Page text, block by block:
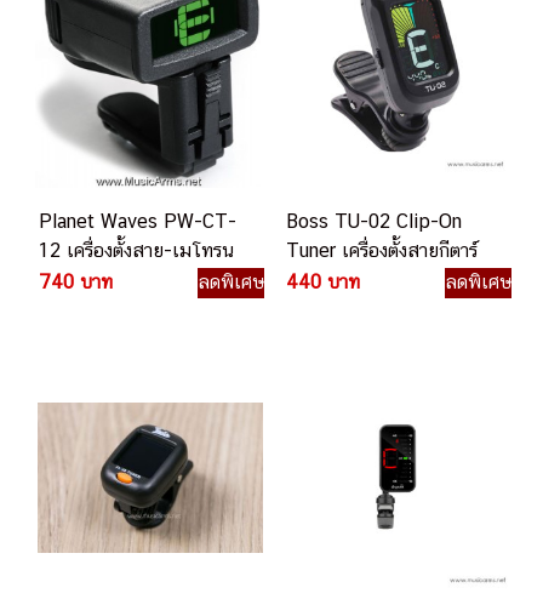
Planet Waves PW-CT-
12 เครื่องตั้งสาย-เมโทรน
อม
740 บาท ลดพิเศษ
Boss TU-02 Clip-On
Tuner เครื่องตั้งสายกีตาร์
แบบหนีบ
440 บาท ลดพิเศษ